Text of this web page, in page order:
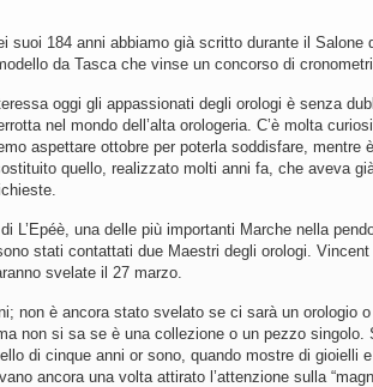
suoi 184 anni abbiamo già scritto durante il Salone
da Tasca che vinse un concorso di
oggi gli appassionati degli orologi è senza
nel mondo dell’alta orologeria. C’è molta
aspettare ottobre per poterla soddisfare, mentre
quello, realizzato molti anni fa, che aveva
L’Epéè, una delle più importanti Marche nella
stati contattati due Maestri degli orologi.
svelate il 27 marzo.
non è ancora stato svelato se ci sarà un orologio o
non si sa se è una collezione o un pezzo singolo.
di cinque anni or sono, quando mostre di gioielli
ancora una volta attirato l’attenzione sulla